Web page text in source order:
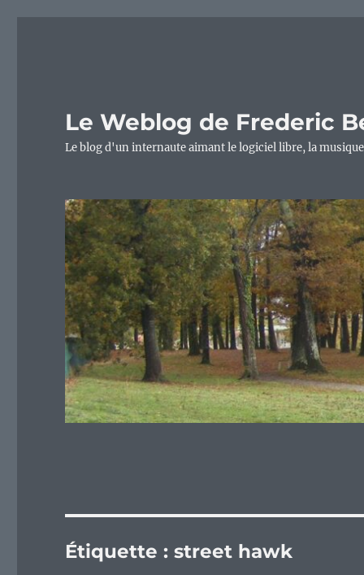
Le Weblog de Frederic
Le blog d'un internaute aimant le logiciel libre, la
Étiquette :street hawk